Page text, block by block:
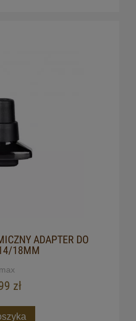
ADAPTER DO
18MM
zł